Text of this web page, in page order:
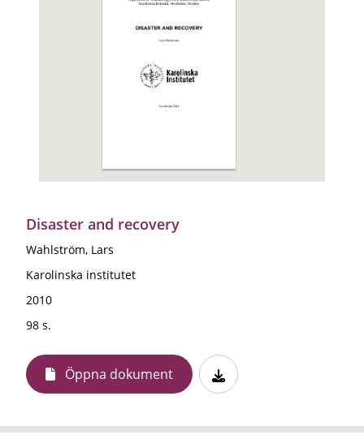
Disaster and recovery
Wahlström, Lars
Karolinska institutet
2010
98 s.
Öppna dokument